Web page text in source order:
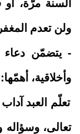
السنة مرّة،
ولن تعدم
-يتضمّن دعاء
وأخلاقية، أهمّها:
تعلّم العبد
تعالى، وسؤاله